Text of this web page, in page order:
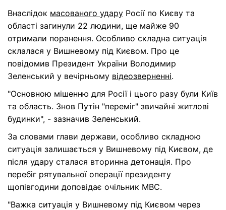
Внаслідок масованого удару Росії по Києву та
області загинули 22 людини, ще майже 90
отримали поранення. Особливо складна ситуація
склалася у Вишневому під Києвом. Про це
повідомив Президент України Володимир
Зеленський у вечірньому відеозверненні.
"Основною мішенню для Росії і цього разу були Київ
та область. Знов Путін "переміг" звичайні житлові
будинки", - зазначив Зеленський.
За словами глави держави, особливо складною
ситуація залишається у Вишневому під Києвом, де
після удару сталася вторинна детонація. Про
перебіг рятувальної операції президенту
щопівгодини доповідає очільник МВС.
"Важка ситуація у Вишневому під Києвом через